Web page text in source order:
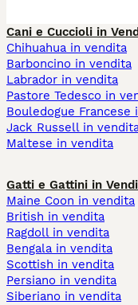
Cani e Cuccioli in
Chihuahua in vendita
Barboncino in vendita
Labrador in vendita
Pastore Tedesco in
Bouledogue Francese
Jack Russell in
Maltese in vendita
Gatti e Gattini in
Maine Coon in vendita
British in vendita
Ragdoll in vendita
Bengala in vendita
Scottish in vendita
Persiano in vendita
Siberiano in vendita